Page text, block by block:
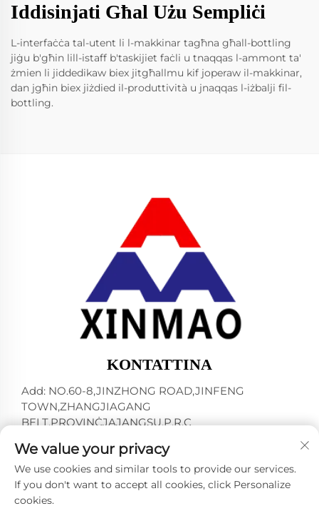
Iddisinjati Għal Użu Sempliċi
L-interfaċċa tal-utent li l-makkinar tagħna għall-bottling
jiġu b'għin lill-istaff b'taskijiet faċli u tnaqqas l-ammont ta'
żmien li jiddedikaw biex jitgħallmu kif joperaw il-makkinar,
dan jgħin biex jiżdied il-produttività u jnaqqas l-iżbalji fil-
bottling.
KONTATTINA
Add: NO.60-8,JINZHONG ROAD,JINFENG
TOWN,ZHANGJIAGANG
BELT,PROVINĊJAJANGSU,P.R.C
Tel: +86-18952445692
E-mail:[email protected]
We value your privacy
We use cookies and similar tools to provide our services.
If you don't want to accept all cookies, click Personalize
cookies.